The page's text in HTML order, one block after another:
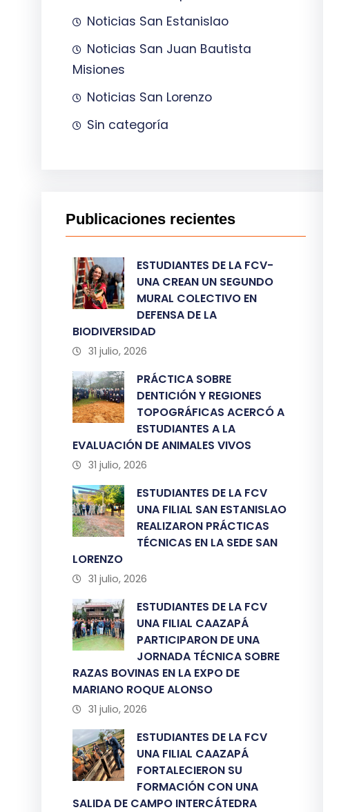
Noticias San Estanislao
Noticias San Juan Bautista
Misiones
Noticias San Lorenzo
Sin categoría
Publicaciones recientes
ESTUDIANTES DE LA FCV-
UNA CREAN UN SEGUNDO
MURAL COLECTIVO EN
DEFENSA DE LA
BIODIVERSIDAD
31 julio, 2026
PRÁCTICA SOBRE
DENTICIÓN Y REGIONES
TOPOGRÁFICAS ACERCÓ A
ESTUDIANTES A LA
EVALUACIÓN DE ANIMALES VIVOS
31 julio, 2026
ESTUDIANTES DE LA FCV
UNA FILIAL SAN ESTANISLAO
REALIZARON PRÁCTICAS
TÉCNICAS EN LA SEDE SAN
LORENZO
31 julio, 2026
ESTUDIANTES DE LA FCV
UNA FILIAL CAAZAPÁ
PARTICIPARON DE UNA
JORNADA TÉCNICA SOBRE
RAZAS BOVINAS EN LA EXPO DE
MARIANO ROQUE ALONSO
31 julio, 2026
ESTUDIANTES DE LA FCV
UNA FILIAL CAAZAPÁ
FORTALECIERON SU
FORMACIÓN CON UNA
SALIDA DE CAMPO INTERCÁTEDRA